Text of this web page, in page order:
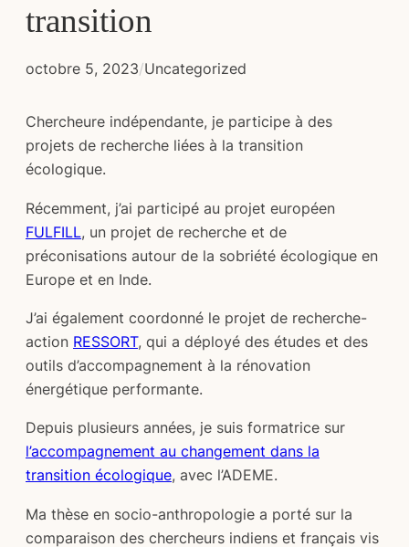
transition
octobre 5, 2023/Uncategorized
Chercheure indépendante, je participe à des
projets de recherche liées à la transition
écologique.
Récemment, j’ai participé au projet européen
FULFILL, un projet de recherche et de
préconisations autour de la sobriété écologique en
Europe et en Inde.
J’ai également coordonné le projet de recherche-
action RESSORT, qui a déployé des études et des
outils d’accompagnement à la rénovation
énergétique performante.
Depuis plusieurs années, je suis formatrice sur
l’accompagnement au changement dans la
transition écologique, avec l’ADEME.
Ma thèse en socio-anthropologie a porté sur la
comparaison des chercheurs indiens et français vis